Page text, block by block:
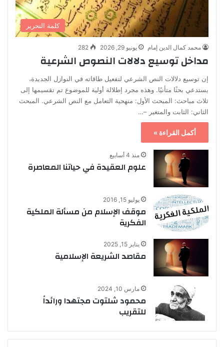
كلمة التحرير
محمد كمال الدين إمام يونيو 29, 2026 282
مداخل توسيع دلالات النصوص الشرعية
إن توسيع دلالات النص الشرعي لتفعيل طاقاته في النوازل الجديدة،
يستدعي بحثًا متأنيًا. وهذه مجرد إطلالة أولية للموضوع تم تقسيمها إلى
ثلاث مباحث: المبحث الأول: منهجية التعامل مع النص الشرعي. المبحث
الثاني: الثابت والمتغير –…
أكمل القراءة »
منذ 4 أسابيع
علوم العقيدة في حياتنا المعاصرة
يوليو 15, 2016
موقف الإسلام من مسألة الملكية
الفكرية
يناير 15, 2025
مقاصد الشريعة الإسلامية
مارس 10, 2024
محمود شلتوت مجتهدا ورائداً
للتقريب